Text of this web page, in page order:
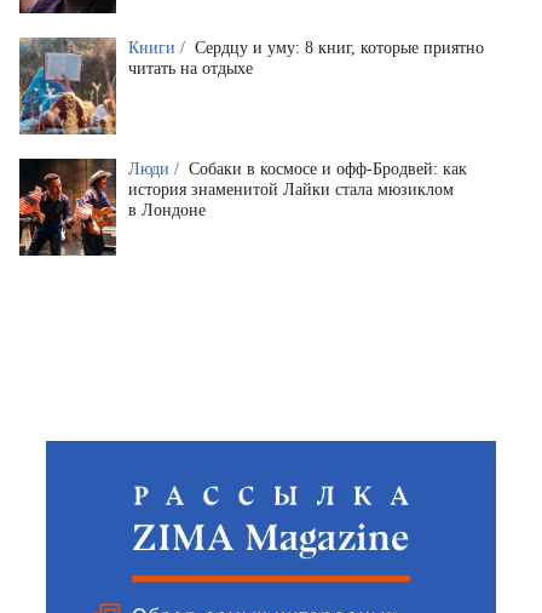
Книги / Сердцу и уму: 8 книг, которые приятно
читать на отдыхе
Люди / Собаки в космосе и офф-Бродвей: как
история знаменитой Лайки стала мюзиклом
в Лондоне